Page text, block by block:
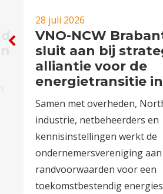
28 juli 2026
VNO-NCW
sluit aan bij
alliantie voor de
energietransitie
Samen met overheden,
industrie, netbeheerders en
kennisinstellingen werkt de
ondernemersvereniging aan
randvoorwaarden voor een
toekomstbestendig